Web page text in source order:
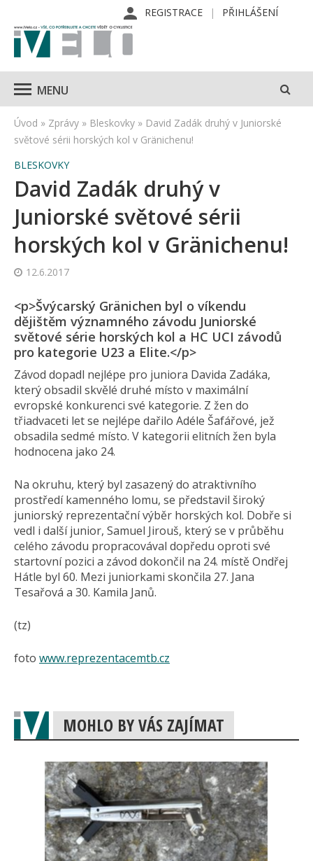
REGISTRACE PŘIHLÁŠENÍ
MENU
Úvod » Zprávy » Bleskovky » David Zadák druhý v Juniorské
světové sérii horských kol v Gränichenu!
BLESKOVKY
David Zadák druhý v
Juniorské světové sérii
horských kol v Gränichenu!
12.6.2017
<p>Švýcarský Gränichen byl o víkendu
dějištěm významného závodu Juniorské
světové série horských kol a HC UCI závodů
pro kategorie U23 a Elite.</p>
Závod dopadl nejlépe pro juniora Davida Zadáka,
který obsadil skvělé druhé místo v maximální
evropské konkurenci své kategorie. Z žen do
třiadvaceti let se nejlépe dařilo Adéle Šafářové, jež
obsadila sedmé místo. V kategorii elitních žen byla
hodnocena jako 24.
Na okruhu, který byl zasazený do atraktivního
prostředí kamenného lomu, se představil široký
juniorský reprezentační výběr horských kol. Dobře si
vedl i další junior, Samuel Jirouš, který se v průběhu
celého závodu propracovával dopředu oproti své
startovní pozici a závod dokončil na 24. místě Ondřej
Hátle byl 60. Mezi juniorkami skončila 27. Jana
Tesařová a 30. Kamila Janů.
(tz)
foto www.reprezentacemtb.cz
MOHLO BY VÁS ZAJÍMAT